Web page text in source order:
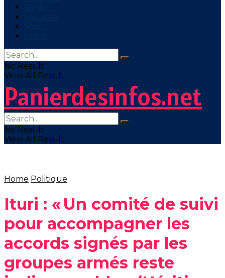
No Result
View All Result
Panierdesinfos.net
No Result
View All Result
Home Politique
Ituri : « Un comité de suivi
pour accompagner les
accords signés par les
groupes armés reste